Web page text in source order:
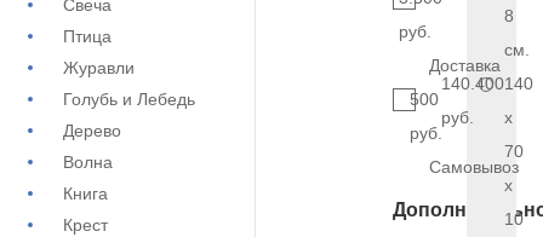
Свеча
Птица
Журавли
Голубь и Лебедь
Дерево
Волна
Книга
Крест
руб.
Доставка
500
руб.
Самовывоз
8
см.
140.400
руб.
140
x
70
x
10